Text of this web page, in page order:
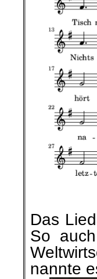
Das
So
nannte